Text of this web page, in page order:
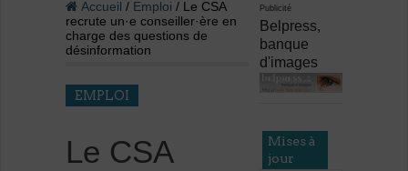
Accueil / Emploi / Le CSA
recrute un·e conseiller·ère en
charge des questions de
désinformation
EMPLOI
Le CSA
Publicité
Belpress,
banque
d'images
Mises à
jour